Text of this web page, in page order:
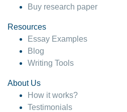
Buy research paper
Resources
Essay Examples
Blog
Writing Tools
About Us
How it works?
Testimonials